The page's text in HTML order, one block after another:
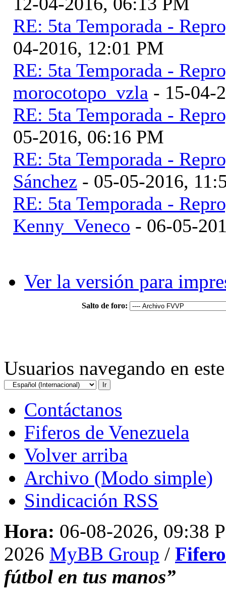
RE: 5ta Temporada -
04-2016, 12:01 PM
RE: 5ta Temporada -
morocotopo_vzla - 15-04-
RE: 5ta Temporada -
05-2016, 06:16 PM
RE: 5ta Temporada -
Sánchez - 05-05-2016,
RE: 5ta Temporada -
Kenny_Veneco - 06-05-
Ver la versión para
Salto de foro:
Usuarios navegando en
Contáctanos
Fiferos de Venezuela
Volver arriba
Archivo (Modo simple)
Sindicación RSS
Hora: 06-08-2026, 09:38
2026 MyBB Group /
fútbol en tus manos”